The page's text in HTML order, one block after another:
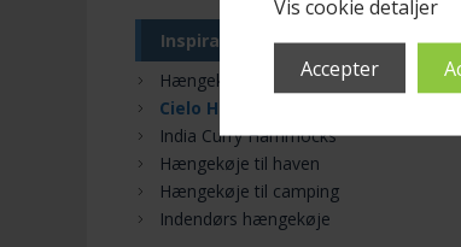
Vis cookie detaljer
Inspiration
Hængekøje
Cielo Hammocks
India Curry Hammocks
Hængekøje til haven
Hængekøje til camping
Indendørs hængekøje